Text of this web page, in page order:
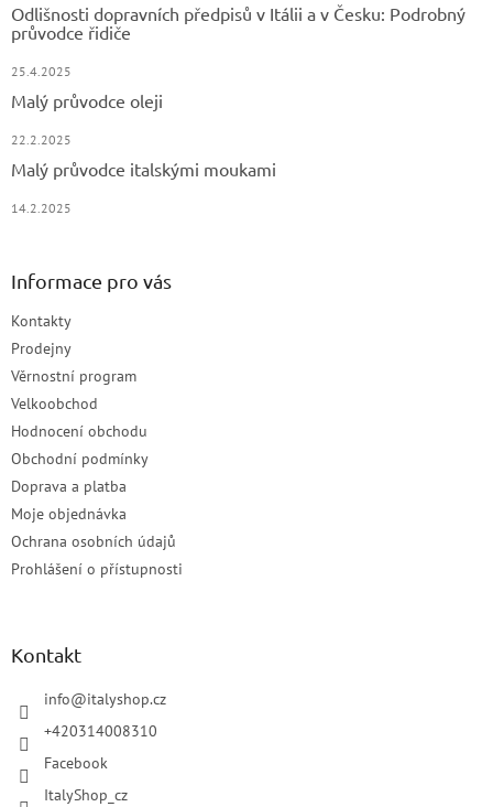
Odlišnosti dopravních předpisů v Itálii a v Česku: Podrobný
průvodce řidiče
25.4.2025
Malý průvodce oleji
22.2.2025
Malý průvodce italskými moukami
14.2.2025
Informace pro vás
Kontakty
Prodejny
Věrnostní program
Velkoobchod
Hodnocení obchodu
Obchodní podmínky
Doprava a platba
Moje objednávka
Ochrana osobních údajů
Prohlášení o přístupnosti
Kontakt
info@italyshop.cz
+420314008310
Facebook
ItalyShop_cz